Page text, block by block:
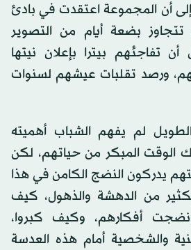
أن المجموعة اعتقدت في بادئ
تتجاوز بضعة أيام من التصوير
أن تفاجئهم بيترا بإعلان نيتها
ورصد تقلبات عيشهم لسنوات
الطويل لم يفهم الشباب أهميته
الوقت المبكر من حياتهم، لكن
يدركون النضج الكامن في هذا
من الدهشة والذهول، كيف
أفكارهم، وكيف كبروا،
والشخصية أمام هذه العدسة